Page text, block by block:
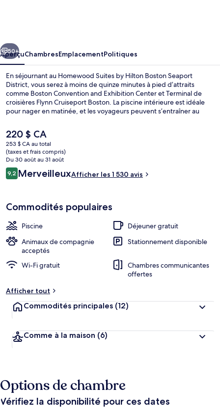
Hilton
Boston
Seaport
District
Suivant
50+
AperçuChambresEmplacementPolitiques
En séjournant au Homewood Suites by Hilton Boston Seaport
District, vous serez à moins de quinze minutes à pied d’attraits
comme Boston Convention and Exhibition Center et Terminal de
croisières Flynn Cruiseport Boston. La piscine intérieure est idéale
pour nager en matinée, et les voyageurs peuvent s’entraîner au
croûte/charcuterie et jardin. De plus, parmi les commodités dans les
chambres figurent des canapés-lits et des réfrigérateurs pleine
grandeur. Les autres voyageurs apprécient vraiment le personnel
serviable et le déjeuner.
Le
prix
actuel
est
de 220 $ CA
220 $ CA
253 $ CA au total
(taxes et frais compris)
Du 30 août au 31 août
Avis
9,29,2 sur 10 –
MerveilleuxAfficher les 1 530 avis
Commodités populaires
Piscine
Déjeuner gratuit
Animaux de compagnie
acceptés
Stationnement disponible
Wi-Fi gratuit
Chambres communicantes
offertes
Afficher tout
Commodités principales (12)
Comme à la maison (6)
Options de chambre
Vérifiez la disponibilité pour ces dates